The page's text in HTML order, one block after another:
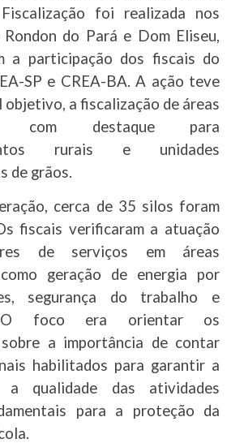
foi realizada nos
do Pará e Dom Eliseu,
a participação dos fiscais do
SP e CREA-BA. A ação teve
objetivo, a fiscalização de áreas
com destaque para
rurais e unidades
de grãos.
cerca de 35 silos foram
fiscais verificaram a atuação
de serviços em áreas
geração de energia por
segurança do trabalho e
O foco era orientar os
a importância de contar
habilitados para garantir a
a qualidade das atividades
para a proteção da